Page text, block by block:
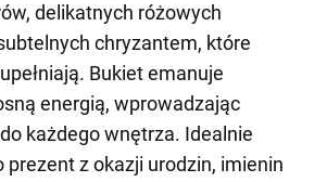
delikatnych różowych
chryzantem, które
Bukiet emanuje
energią, wprowadzając
każdego wnętrza. Idealnie
prezent z okazji urodzin, imienin